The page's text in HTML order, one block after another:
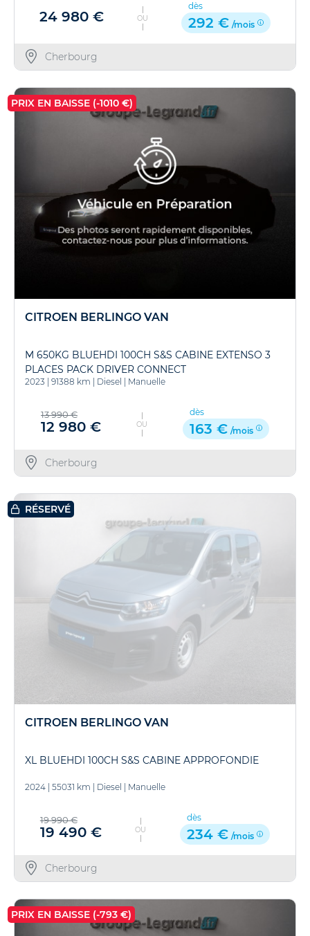
24 980 € OU
dès
292 € /mois
Cherbourg
PRIX EN BAISSE (-1010 €)
CITROEN BERLINGO VAN
M 650KG BLUEHDI 100CH S&S CABINE EXTENSO 3
PLACES PACK DRIVER CONNECT
2023 91388 km Diesel Manuelle
13 990 €
12 980 € OU
dès
163 € /mois
Cherbourg
RÉSERVÉ
CITROEN BERLINGO VAN
XL BLUEHDI 100CH S&S CABINE APPROFONDIE
2024 55031 km Diesel Manuelle
19 990 €
19 490 € OU
dès
234 € /mois
Cherbourg
PRIX EN BAISSE (-793 €)